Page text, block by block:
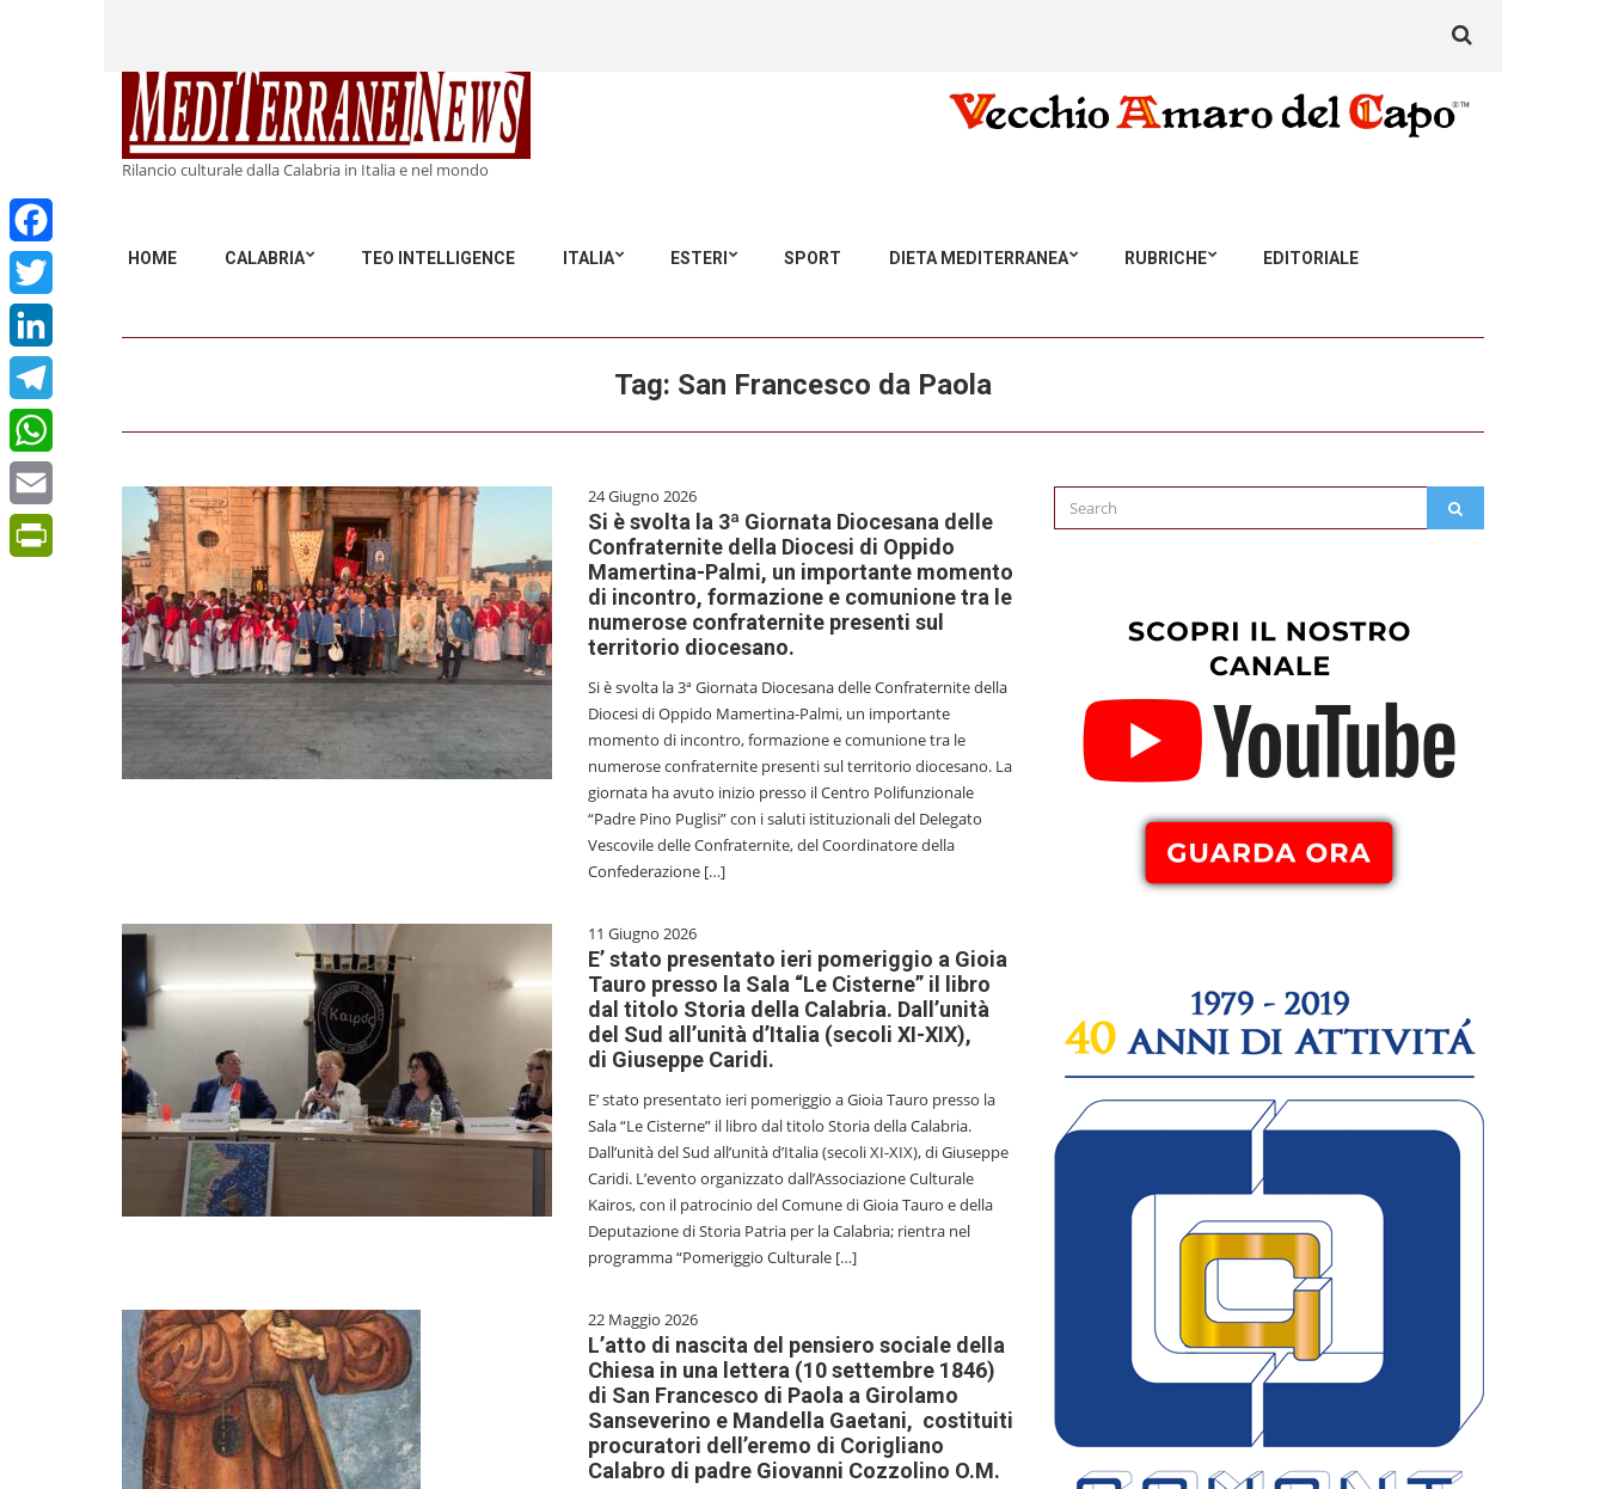
Rilancio culturale dalla Calabria in Italia e nel mondo
HOME CALABRIA TEO INTELLIGENCE ITALIA ESTERI SPORT DIETA MEDITERRANEA RUBRICHE EDITORIALE
for:
Facebook
Twitter
LinkedIn
Telegram
WhatsApp
Email
Tag: San Francesco da Paola
24 Giugno 2026
Si è svolta la 3ª Giornata Diocesana delle
Confraternite della Diocesi di Oppido
Mamertina-Palmi, un importante momento
di incontro, formazione e comunione tra le
numerose confraternite presenti sul
territorio diocesano.
Si è svolta la 3ª Giornata Diocesana delle Confraternite della
Diocesi di Oppido Mamertina-Palmi, un importante
momento di incontro, formazione e comunione tra le
numerose confraternite presenti sul territorio diocesano. La
giornata ha avuto inizio presso il Centro Polifunzionale
“Padre Pino Puglisi” con i saluti istituzionali del Delegato
Vescovile delle Confraternite, del Coordinatore della
Confederazione […]
11 Giugno 2026
E’ stato presentato ieri pomeriggio a Gioia
Tauro presso la Sala “Le Cisterne” il libro
dal titolo Storia della Calabria. Dall’unità
del Sud all’unità d’Italia (secoli XI-XIX),
di Giuseppe Caridi.
E’ stato presentato ieri pomeriggio a Gioia Tauro presso la
Sala “Le Cisterne” il libro dal titolo Storia della Calabria.
Dall’unità del Sud all’unità d’Italia (secoli XI-XIX), di Giuseppe
Caridi. L’evento organizzato dall’Associazione Culturale
Kairos, con il patrocinio del Comune di Gioia Tauro e della
Deputazione di Storia Patria per la Calabria; rientra nel
programma “Pomeriggio Culturale […]
22 Maggio 2026
L’atto di nascita del pensiero sociale della
Chiesa in una lettera (10 settembre 1846)
di San Francesco di Paola a Girolamo
Sanseverino e Mandella Gaetani, costituiti
procuratori dell’eremo di Corigliano
Calabro di padre Giovanni Cozzolino O.M.
Search
for: